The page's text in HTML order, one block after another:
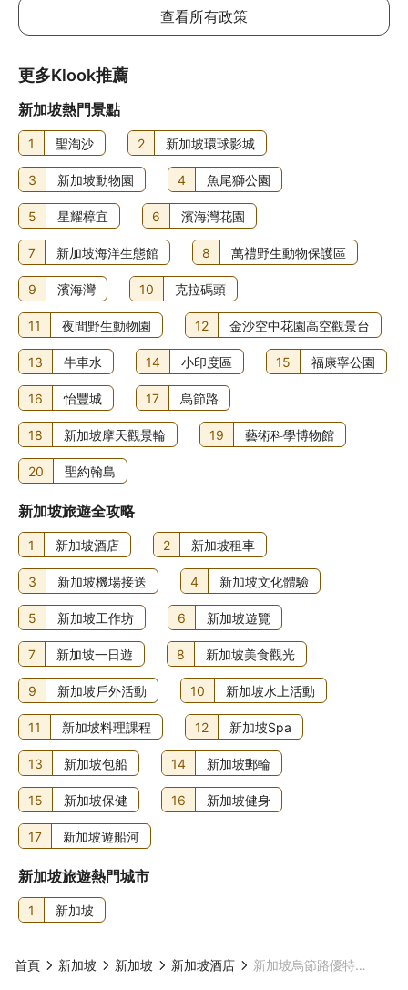
每間房可允許最多1位5歲或以下兒童與成人共用床鋪。如攜
加床政策
此酒店不可加床
如有兒童同行或額外住客可能需支付額外費用，詳情請向酒
店查詢
寵物政策
不可攜帶寵物
其他費用
自助早餐費用：每位 SGD21.58 (大約金額)
提早入住需額外付費 (視乎供應情況而定)
延遲退房需額外付費 (視乎供應情況而定)
住宿可能尚有其他額外收費。上述收費及按金不包括稅項，
金額亦可能會有所變動。
食物及飲品
入住新加坡烏節路優特爾酒店的旅客可到 Komyuniti 飽餐一
頓，大快朵頤。是日行程來到尾聲，是時候到店內酒吧/酒廊
暢飲一杯！住宿於平日 06:30 至 10:30 以及週末 06:30 至
11:00 供應自助早餐，費用另計。
查看所有政策
更多Klook推薦
新加坡熱門景點
1 聖淘沙 2 新加坡環球影城
3 新加坡動物園 4 魚尾獅公園
5 星耀樟宜 6 濱海灣花園
7 新加坡海洋生態館 8 萬禮野生動物保護區
9 濱海灣 10 克拉碼頭
11 夜間野生動物園 12 金沙空中花園高空觀景台
13 牛車水 14 小印度區 15 福康寧公園
16 怡豐城 17 烏節路
18 新加坡摩天觀景輪 19 藝術科學博物館
20 聖約翰島
新加坡旅遊全攻略
1 新加坡酒店 2 新加坡租車
3 新加坡機場接送 4 新加坡文化體驗
5 新加坡工作坊 6 新加坡遊覽
7 新加坡一日遊 8 新加坡美食觀光
9 新加坡戶外活動 10 新加坡水上活動
11 新加坡料理課程 12 新加坡Spa
13 新加坡包船 14 新加坡郵輪
15 新加坡保健 16 新加坡健身
17 新加坡遊船河
新加坡旅遊熱門城市
1 新加坡
首頁 新加坡 新加坡 新加坡酒店 新加坡烏節路優特爾酒店